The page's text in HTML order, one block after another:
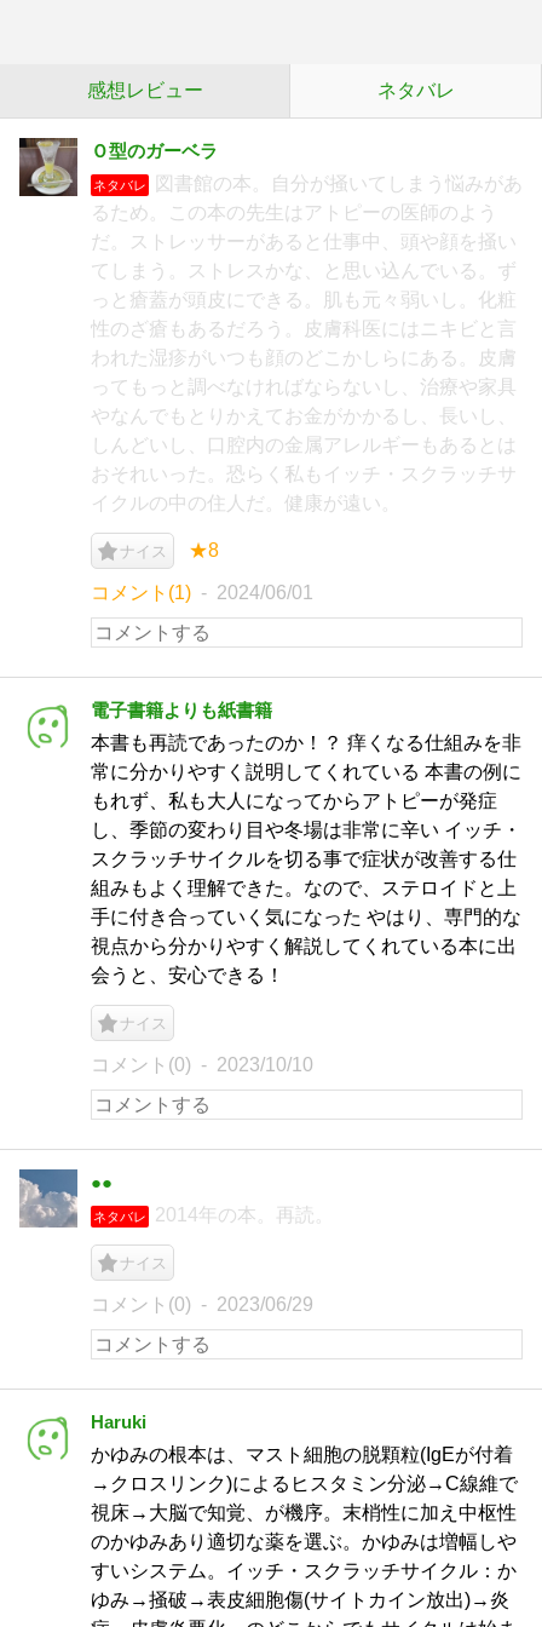
感想レビュー ネタバレ
Ｏ型のガーベラ
ネタバレ
図書館の本。自分が掻いてしまう悩みがあ
るため。この本の先生はアトピーの医師のよう
だ。ストレッサーがあると仕事中、頭や顔を掻い
てしまう。ストレスかな、と思い込んでいる。ず
っと瘡蓋が頭皮にできる。肌も元々弱いし。化粧
性のざ瘡もあるだろう。皮膚科医にはニキビと言
われた湿疹がいつも顔のどこかしらにある。皮膚
ってもっと調べなければならないし、治療や家具
やなんでもとりかえてお金がかかるし、長いし、
しんどいし、口腔内の金属アレルギーもあるとは
おそれいった。恐らく私もイッチ・スクラッチサ
イクルの中の住人だ。健康が遠い。
ナイス ★8
コメント(1) 2024/06/01
電子書籍よりも紙書籍
本書も再読であったのか！？ 痒くなる仕組みを非
常に分かりやすく説明してくれている 本書の例に
もれず、私も大人になってからアトピーが発症
し、季節の変わり目や冬場は非常に辛い イッチ・
スクラッチサイクルを切る事で症状が改善する仕
組みもよく理解できた。なので、ステロイドと上
手に付き合っていく気になった やはり、専門的な
視点から分かりやすく解説してくれている本に出
会うと、安心できる！
ナイス
コメント(0) 2023/10/10
●●
ネタバレ 2014年の本。再読。
ナイス
コメント(0) 2023/06/29
Haruki
かゆみの根本は、マスト細胞の脱顆粒(IgEが付着
→クロスリンク)によるヒスタミン分泌→C線維で
視床→大脳で知覚、が機序。末梢性に加え中枢性
のかゆみあり適切な薬を選ぶ。かゆみは増幅しや
すいシステム。イッチ・スクラッチサイクル：か
ゆみ→掻破→表皮細胞傷(サイトカイン放出)→炎